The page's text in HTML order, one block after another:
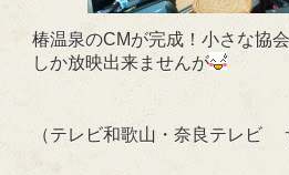
椿温泉のCMが完成！小さな協
しか放映出来ませんが
（テレビ和歌山・奈良テレビ